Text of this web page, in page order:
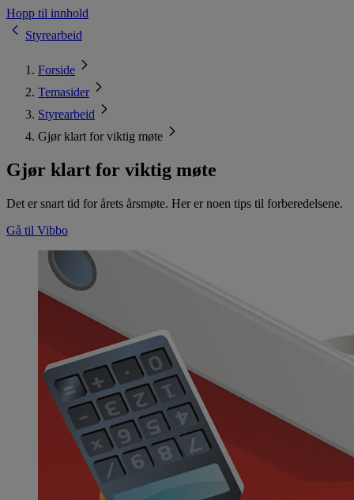
Hopp til innhold
Styrearbeid
Forside
Temasider
Styrearbeid
Gjør klart for viktig møte
Gjør klart for viktig møte
Det er snart tid for årets årsmøte. Her er noen tips til forberedelsene.
Gå til Vibbo